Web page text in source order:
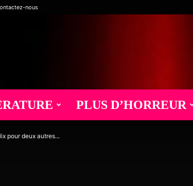
nous
PLUS D’HORREUR
pour deux autres...